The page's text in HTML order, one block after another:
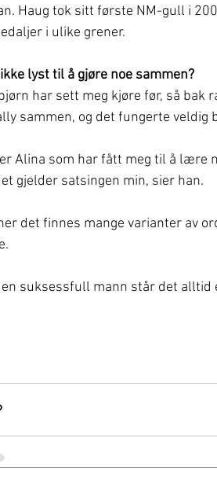
Haug tok sitt første NM-gull i
i ulike grener.
lyst til å gjøre noe sammen?
sammen, og det fungerte veldig
gjelder satsingen min, sier han.
det finnes mange varianter av
en suksessfull mann står det